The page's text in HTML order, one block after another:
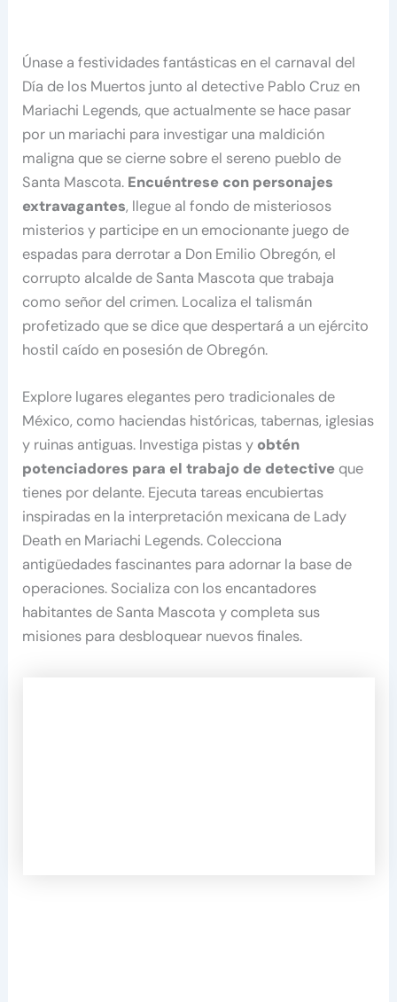
Únase a festividades fantásticas en el carnaval del
Día de los Muertos junto al detective Pablo Cruz en
Mariachi Legends, que actualmente se hace pasar
por un mariachi para investigar una maldición
maligna que se cierne sobre el sereno pueblo de
Santa Mascota. Encuéntrese con personajes
extravagantes, llegue al fondo de misteriosos
misterios y participe en un emocionante juego de
espadas para derrotar a Don Emilio Obregón, el
corrupto alcalde de Santa Mascota que trabaja
como señor del crimen. Localiza el talismán
profetizado que se dice que despertará a un ejército
hostil caído en posesión de Obregón.
Explore lugares elegantes pero tradicionales de
México, como haciendas históricas, tabernas, iglesias
y ruinas antiguas. Investiga pistas y obtén
potenciadores para el trabajo de detective que
tienes por delante. Ejecuta tareas encubiertas
inspiradas en la interpretación mexicana de Lady
Death en Mariachi Legends. Colecciona
antigüedades fascinantes para adornar la base de
operaciones. Socializa con los encantadores
habitantes de Santa Mascota y completa sus
misiones para desbloquear nuevos finales.